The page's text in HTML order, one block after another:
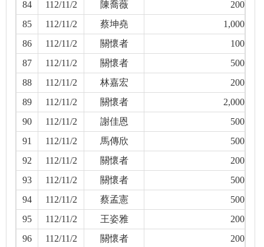
84 112/11/2 陳喬薇
200
85
112/11/2 蔡坤堯
1,000
86
112/11/2 關懷者
100
87
112/11/2 關懷者
500
88
112/11/2 林嘉宏
200
89
112/11/2 關懷者
2,000
90
112/11/2 謝佳恩
500
91
112/11/2 馬傳欣
500
92
112/11/2 關懷者
200
93
112/11/2 關懷者
500
94
112/11/2 蔡孟憲
500
95
112/11/2 王姿雅
200
96
112/11/2 關懷者
200